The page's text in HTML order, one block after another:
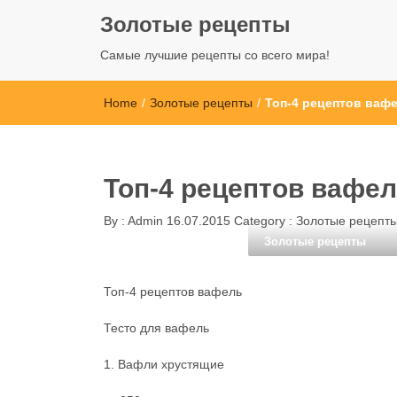
Золотые рецепты
Самые лучшие рецепты со всего мира!
Home / Золотые рецепты / Топ-4 рецептов
Топ-4 рецептов
By : Admin 16.07.2015 Category : Золотые рецепты
Золотые рецепты
Топ-4 рецептов вафель
Тесто для вафель
1. Вафли хрустящие